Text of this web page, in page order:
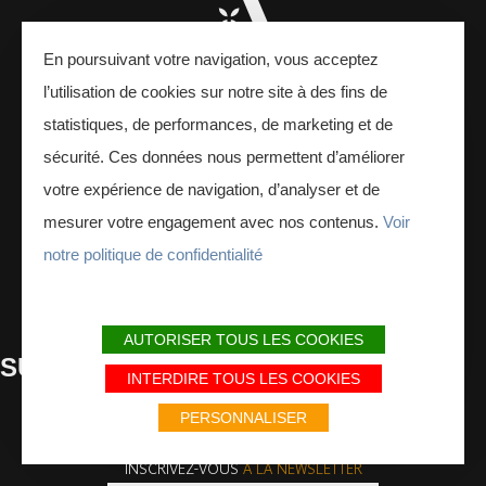
Interreg - Ardenne
24 Place Ducale,
08000 Charleville-Mézières, France
SUIVEZ -NOUS
INSCRIVEZ-VOUSÀ LA NEWSLETTER
En poursuivant votre navigation, vous acceptez
l’utilisation de cookies sur notre site à des fins de
statistiques, de performances, de marketing et de
sécurité. Ces données nous permettent d’améliorer
votre expérience de navigation, d’analyser et de
mesurer votre engagement avec nos contenus. Voir
notre politique de confidentialité
AUTORISER TOUS LES COOKIES
INTERDIRE TOUS LES COOKIES
PERSONNALISER